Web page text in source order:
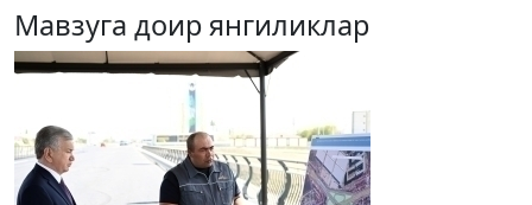
Мавзуга доир янгиликлар